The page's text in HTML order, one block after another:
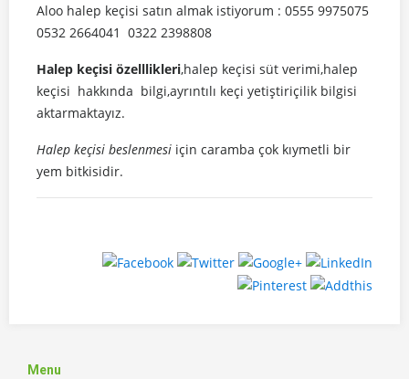
Aloo halep keçisi satın almak istiyorum : 0555 9975075
0532 2664041 0322 2398808
Halep keçisi özelllikleri,halep keçisi süt verimi,halep
keçisi hakkında bilgi,ayrıntılı keçi yetiştiriçilik bilgisi
aktarmaktayız.
Halep keçisi beslenmesi için caramba çok kıymetli bir
yem bitkisidir.
Menu